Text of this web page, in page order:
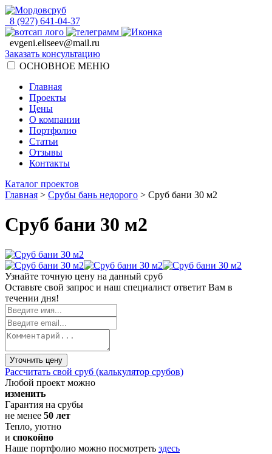
8 (927) 641-04-37
evgeni.eliseev@mail.ru
Заказать консультацию
ОСНОВНОЕ МЕНЮ
Главная
Проекты
Цены
О компании
Портфолио
Статьи
Отзывы
Контакты
Каталог проектов
Главная > Срубы бань недорого > Сруб бани 30 м2
Сруб бани 30 м2
Узнайте точную цену на данный сруб
Оставьте свой запрос и наш специалист ответит Вам в
течении дня!
Уточнить цену
Рассчитать свой сруб (калькулятор срубов)
Любой проект можно
изменить
Гарантия на срубы
не менее 50 лет
Тепло, уютно
и спокойно
Наше портфолио можно посмотреть здесь